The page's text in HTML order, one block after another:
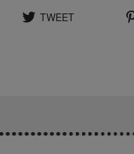
TWEET